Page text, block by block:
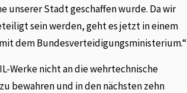
unserer Stadt geschaffen wurde. Da wir
sein werden, geht es jetzt in einem
dem Bundesverteidigungsministerium.“
Werke nicht an die wehrtechnische
bewahren und in den nächsten zehn